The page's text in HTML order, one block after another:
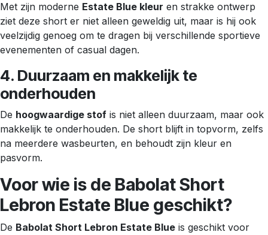
Met zijn moderne Estate Blue kleur en strakke ontwerp
ziet deze short er niet alleen geweldig uit, maar is hij ook
veelzijdig genoeg om te dragen bij verschillende sportieve
evenementen of casual dagen.
4. Duurzaam en makkelijk te
onderhouden
De hoogwaardige stof is niet alleen duurzaam, maar ook
makkelijk te onderhouden. De short blijft in topvorm, zelfs
na meerdere wasbeurten, en behoudt zijn kleur en
pasvorm.
Voor wie is de Babolat Short
Lebron Estate Blue geschikt?
De Babolat Short Lebron Estate Blue is geschikt voor